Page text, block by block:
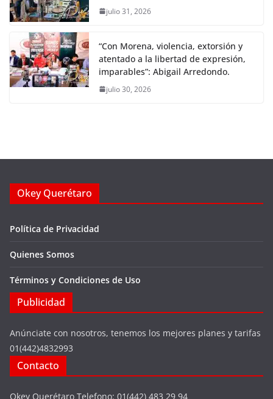
julio 31, 2026
“Con Morena, violencia, extorsión y
atentado a la libertad de expresión,
imparables”: Abigail Arredondo.
julio 30, 2026
Okey Querétaro
Política de Privacidad
Quienes Somos
Términos y Condiciones de Uso
Publicidad
Anúnciate con nosotros, tenemos los mejores planes y tarifas
01(442)4832993
Contacto
Okey Querétaro Telefono: 01(442) 483 29 94